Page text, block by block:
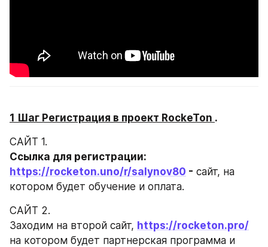
1 Шаг Регистрация в проект RockeTon .
САЙТ 1.
https://rocketon.uno/r/salynov80 - сайт, на
котором будет обучение и оплата.
САЙТ 2.
Заходим на второй сайт, https://rocketon.pro/
на котором будет партнерская программа и